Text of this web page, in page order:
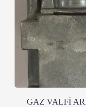
GAZ VALFİ